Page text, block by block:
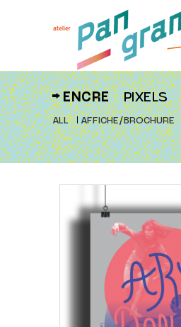
ENCRE PIXELS
ALL AFFICHE/BROCHURE